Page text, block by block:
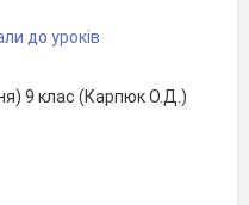
до уроків
9 клас (Карпюк О.Д.)